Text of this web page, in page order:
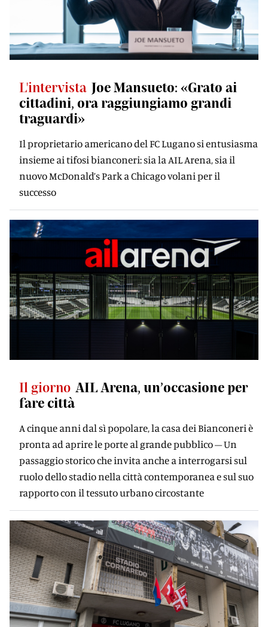
L'intervista Joe Mansueto: «Grato ai
cittadini, ora raggiungiamo grandi
traguardi»
Il proprietario americano del FC Lugano si entusiasma
insieme ai tifosi bianconeri: sia la AIL Arena, sia il
nuovo McDonald’s Park a Chicago volani per il
successo
Il giorno AIL Arena, un’occasione per
fare città
A cinque anni dal sì popolare, la casa dei Bianconeri è
pronta ad aprire le porte al grande pubblico – Un
passaggio storico che invita anche a interrogarsi sul
ruolo dello stadio nella città contemporanea e sul suo
rapporto con il tessuto urbano circostante